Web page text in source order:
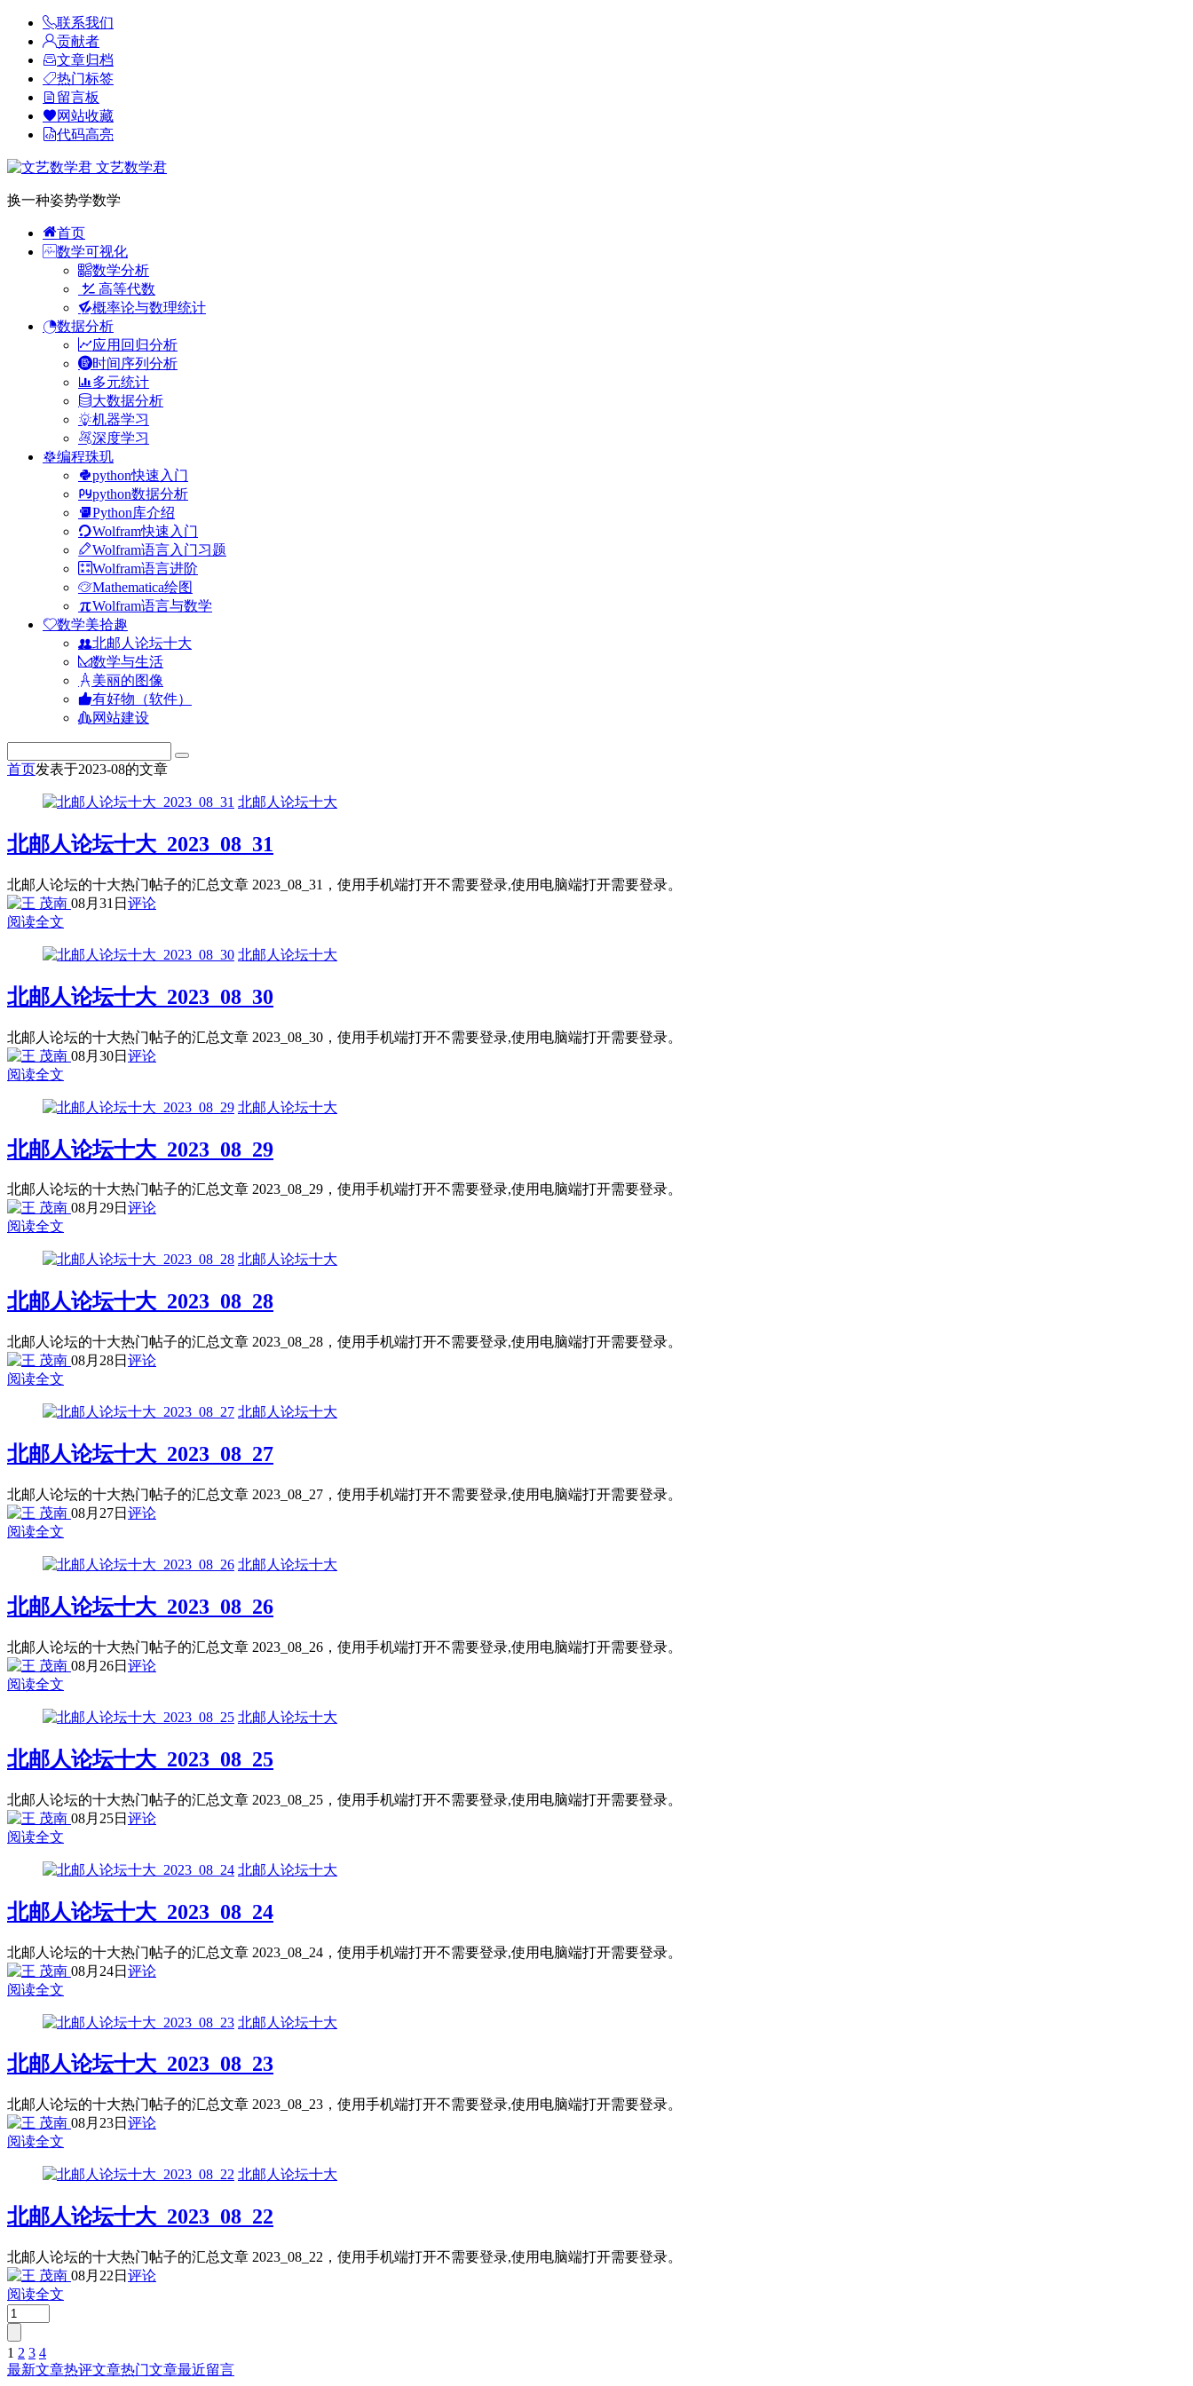
联系我们
贡献者
文章归档
热门标签
留言板
网站收藏
代码高亮
文艺数学君
换一种姿势学数学
首页
数学可视化
数学分析
高等代数
概率论与数理统计
数据分析
应用回归分析
时间序列分析
多元统计
大数据分析
机器学习
深度学习
编程珠玑
python快速入门
python数据分析
Python库介绍
Wolfram快速入门
Wolfram语言入门习题
Wolfram语言进阶
Mathematica绘图
Wolfram语言与数学
数学美拾趣
北邮人论坛十大
数学与生活
美丽的图像
有好物（软件）
网站建设
首页发表于2023-08的文章
北邮人论坛十大
北邮人论坛十大_2023_08_31
北邮人论坛的十大热门帖子的汇总文章 2023_08_31，使用手机端打开不需要登录,使用电脑端打开需要登录。
08月31日 评论
阅读全文
北邮人论坛十大
北邮人论坛十大_2023_08_30
北邮人论坛的十大热门帖子的汇总文章 2023_08_30，使用手机端打开不需要登录,使用电脑端打开需要登录。
08月30日 评论
阅读全文
北邮人论坛十大
北邮人论坛十大_2023_08_29
北邮人论坛的十大热门帖子的汇总文章 2023_08_29，使用手机端打开不需要登录,使用电脑端打开需要登录。
08月29日 评论
阅读全文
北邮人论坛十大
北邮人论坛十大_2023_08_28
北邮人论坛的十大热门帖子的汇总文章 2023_08_28，使用手机端打开不需要登录,使用电脑端打开需要登录。
08月28日 评论
阅读全文
北邮人论坛十大
北邮人论坛十大_2023_08_27
北邮人论坛的十大热门帖子的汇总文章 2023_08_27，使用手机端打开不需要登录,使用电脑端打开需要登录。
08月27日 评论
阅读全文
北邮人论坛十大
北邮人论坛十大_2023_08_26
北邮人论坛的十大热门帖子的汇总文章 2023_08_26，使用手机端打开不需要登录,使用电脑端打开需要登录。
08月26日 评论
阅读全文
北邮人论坛十大
北邮人论坛十大_2023_08_25
北邮人论坛的十大热门帖子的汇总文章 2023_08_25，使用手机端打开不需要登录,使用电脑端打开需要登录。
08月25日 评论
阅读全文
北邮人论坛十大
北邮人论坛十大_2023_08_24
北邮人论坛的十大热门帖子的汇总文章 2023_08_24，使用手机端打开不需要登录,使用电脑端打开需要登录。
08月24日 评论
阅读全文
北邮人论坛十大
北邮人论坛十大_2023_08_23
北邮人论坛的十大热门帖子的汇总文章 2023_08_23，使用手机端打开不需要登录,使用电脑端打开需要登录。
08月23日 评论
阅读全文
北邮人论坛十大
北邮人论坛十大_2023_08_22
北邮人论坛的十大热门帖子的汇总文章 2023_08_22，使用手机端打开不需要登录,使用电脑端打开需要登录。
08月22日 评论
阅读全文
文
1 2 3 4
最新文章热评文章热门文章最近留言